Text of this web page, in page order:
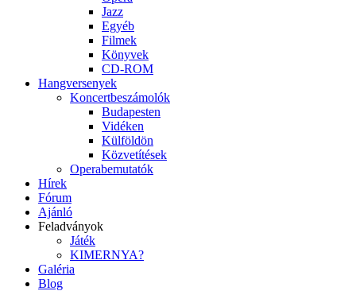
Jazz
Egyéb
Filmek
Könyvek
CD-ROM
Hangversenyek
Koncertbeszámolók
Budapesten
Vidéken
Külföldön
Közvetítések
Operabemutatók
Hírek
Fórum
Ajánló
Feladványok
Játék
KIMERNYA?
Galéria
Blog